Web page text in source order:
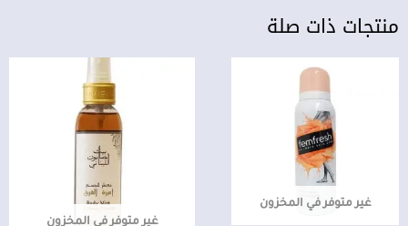
منتجات ذات صلة
غير متوفر في المخزون
غير متوفر في المخزون